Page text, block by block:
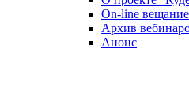
On-line вещание
Архив
Анонс